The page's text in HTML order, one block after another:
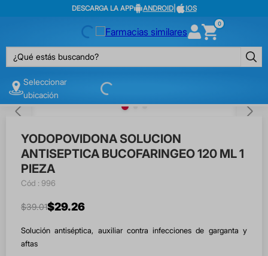
DESCARGA LA APP ANDROID| IOS
0
¿Qué estás buscando?
Seleccionar
ubicación
YODOPOVIDONA SOLUCION
ANTISEPTICA BUCOFARINGEO 120 ML 1
PIEZA
: 996
$39.01$29.26
Solución antiséptica, auxiliar contra infecciones de garganta y
aftas